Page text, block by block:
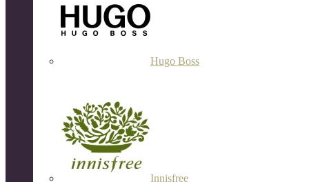
Hugo Boss
Innisfree